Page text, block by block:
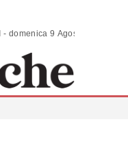
ANALISI | COMMENTI | SCENARI - domenica 9 Agosto 2026